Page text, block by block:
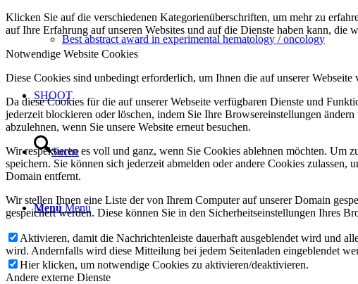
Best abstract award in experimental hematology / oncology
SHOOT
Suche
Menü Menü
Klicken Sie auf die verschiedenen Kategorienüberschriften, um mehr zu
auf Ihre Erfahrung auf unseren Websites und auf die Dienste haben kann, die
Notwendige Website Cookies
Diese Cookies sind unbedingt erforderlich, um Ihnen die auf unserer
Da diese Cookies für die auf unserer Webseite verfügbaren Dienste und
jederzeit blockieren oder löschen, indem Sie Ihre Browsereinstellungen
abzulehnen, wenn Sie unsere Website erneut besuchen.
Wir respektieren es voll und ganz, wenn Sie Cookies ablehnen möchten. Um
speichern. Sie können sich jederzeit abmelden oder andere Cookies
Domain entfernt.
Wir stellen Ihnen eine Liste der von Ihrem Computer auf unserer Domain
gespeichert werden. Diese können Sie in den Sicherheitseinstellungen Ihres
Aktivieren, damit die Nachrichtenleiste dauerhaft ausgeblendet wird und
wird. Andernfalls wird diese Mitteilung bei jedem Seitenladen eingeblendet
Hier klicken, um notwendige Cookies zu aktivieren/deaktivieren.
Andere externe Dienste